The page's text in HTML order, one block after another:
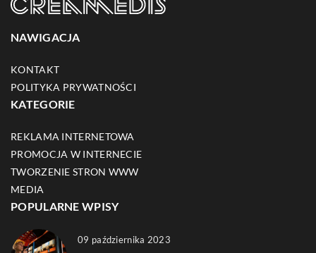
NAWIGACJA
KONTAKT
POLITYKA PRYWATNOŚCI
KATEGORIE
REKLAMA INTERNETOWA
PROMOCJA W INTERNECIE
TWORZENIE STRON WWW
MEDIA
POPULARNE WPISY
09 października 2023